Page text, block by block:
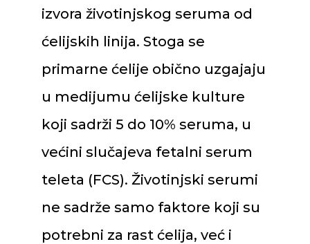
izvora životinjskog seruma od
ćelijskih linija. Stoga se
primarne ćelije obično uzgajaju
u medijumu ćelijske kulture
koji sadrži 5 do 10% seruma, u
većini slučajeva fetalni serum
teleta (FCS). Životinjski serumi
ne sadrže samo faktore koji su
potrebni za rast ćelija, već i